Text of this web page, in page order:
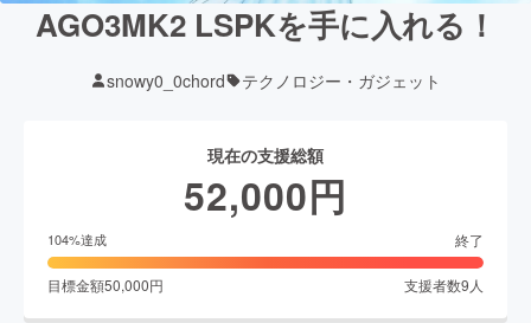
AGO3MK2 LSPKを手に入れる！
snowy0_0chord テクノロジー・ガジェット
現在の支援総額
52,000円
104%達成 終了
目標金額50,000円 支援者数9 人